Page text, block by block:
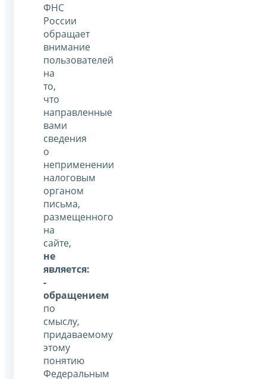
ФНС
России
обращает
внимание
пользователей
на
то,
что
направленные
вами
сведения
о
неприменении
налоговым
органом
письма,
размещенного
на
сайте,
не
является:
-
обращением
по
смыслу,
придаваемому
этому
понятию
Федеральным